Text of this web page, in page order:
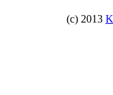
(c) 2013